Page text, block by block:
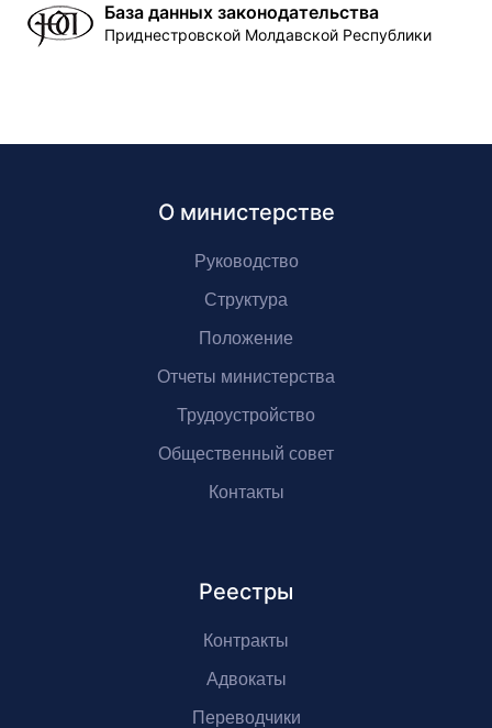
База данных законодательства
Приднестровской Молдавской Республики
О министерстве
Руководство
Структура
Положение
Отчеты министерства
Трудоустройство
Общественный совет
Контакты
Реестры
Контракты
Адвокаты
Переводчики